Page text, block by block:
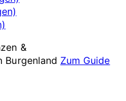
&
Burgenland Zum Guide